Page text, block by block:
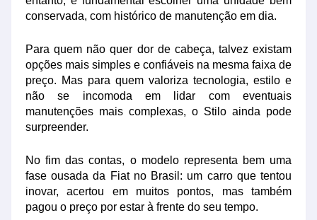
conservada, com histórico de manutenção em dia.
Para quem não quer dor de cabeça, talvez existam
opções mais simples e confiáveis na mesma faixa de
preço. Mas para quem valoriza tecnologia, estilo e
não se incomoda em lidar com eventuais
manutenções mais complexas, o Stilo ainda pode
surpreender.
No fim das contas, o modelo representa bem uma
fase ousada da Fiatno Brasil: um carro que tentou
inovar, acertou em muitos pontos, mas também
pagou o preço por estar à frente do seu tempo.